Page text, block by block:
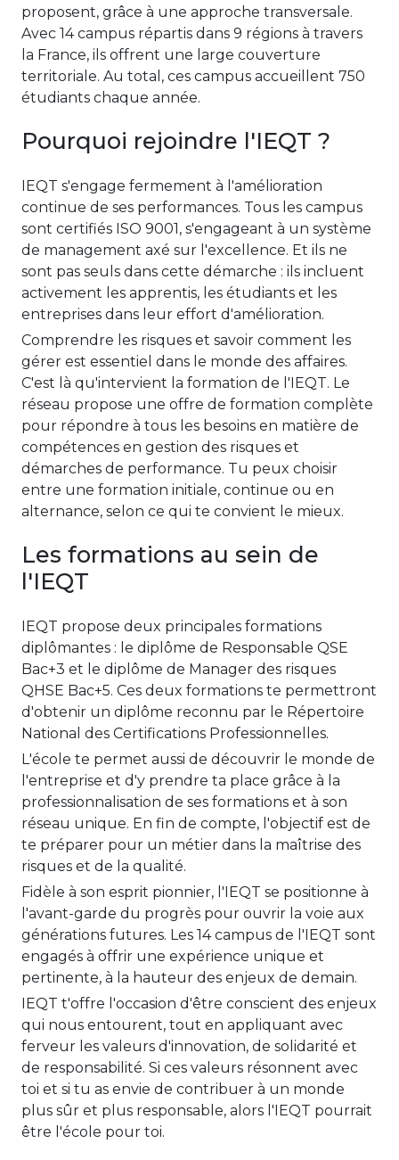
proposent, grâce à une approche transversale.
Avec 14 campus répartis dans 9 régions à travers
la France, ils offrent une large couverture
territoriale. Au total, ces campus accueillent 750
étudiants chaque année.
Pourquoi rejoindre l'IEQT ?
IEQT s'engage fermement à l'amélioration
continue de ses performances. Tous les campus
sont certifiés ISO 9001, s'engageant à un système
de management axé sur l'excellence. Et ils ne
sont pas seuls dans cette démarche : ils incluent
activement les apprentis, les étudiants et les
entreprises dans leur effort d'amélioration.
Comprendre les risques et savoir comment les
gérer est essentiel dans le monde des affaires.
C'est là qu'intervient la formation de l'IEQT. Le
réseau propose une offre de formation complète
pour répondre à tous les besoins en matière de
compétences en gestion des risques et
démarches de performance. Tu peux choisir
entre une formation initiale, continue ou en
alternance, selon ce qui te convient le mieux.
Les formations au sein de
l'IEQT
IEQT propose deux principales formations
diplômantes : le diplôme de Responsable QSE
Bac+3 et le diplôme de Manager des risques
QHSE Bac+5. Ces deux formations te permettront
d'obtenir un diplôme reconnu par le Répertoire
National des Certifications Professionnelles.
L'école te permet aussi de découvrir le monde de
l'entreprise et d'y prendre ta place grâce à la
professionnalisation de ses formations et à son
réseau unique. En fin de compte, l'objectif est de
te préparer pour un métier dans la maîtrise des
risques et de la qualité.
Fidèle à son esprit pionnier, l'IEQT se positionne à
l'avant-garde du progrès pour ouvrir la voie aux
générations futures. Les 14 campus de l'IEQT sont
engagés à offrir une expérience unique et
pertinente, à la hauteur des enjeux de demain.
IEQT t'offre l'occasion d'être conscient des enjeux
qui nous entourent, tout en appliquant avec
ferveur les valeurs d'innovation, de solidarité et
de responsabilité. Si ces valeurs résonnent avec
toi et si tu as envie de contribuer à un monde
plus sûr et plus responsable, alors l'IEQT pourrait
être l'école pour toi.